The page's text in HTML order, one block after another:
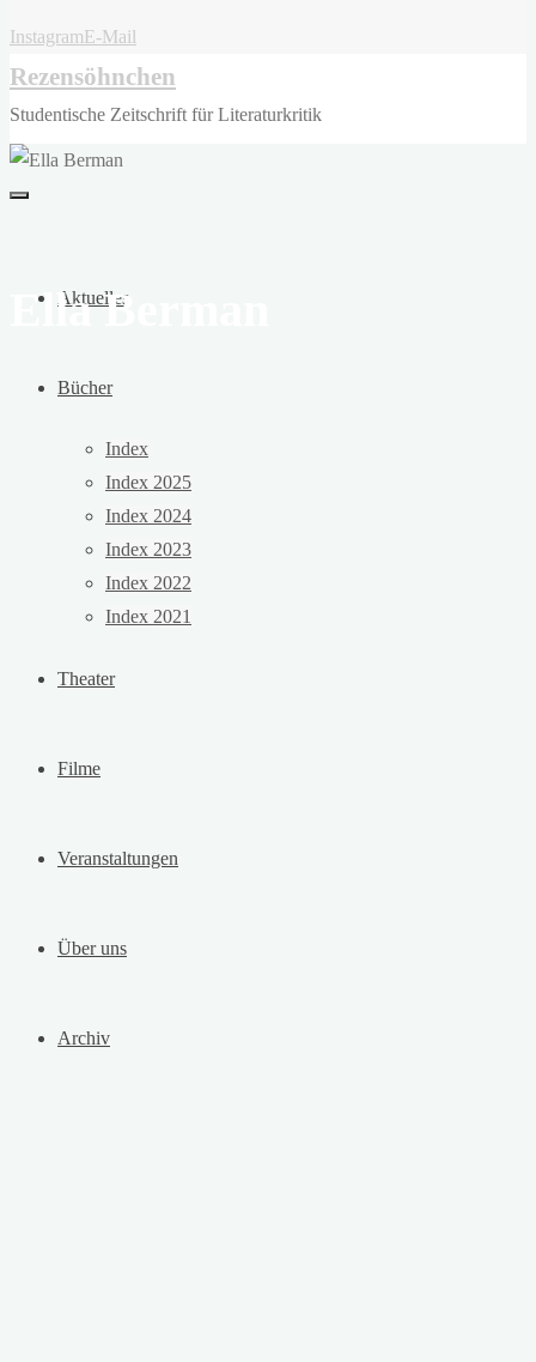
InstagramE-Mail
Rezensöhnchen
Studentische Zeitschrift für Literaturkritik
Aktuelles
Bücher
Index
Index 2025
Index 2024
Index 2023
Index 2022
Index 2021
Theater
Filme
Veranstaltungen
Über uns
Archiv
Ella Berman